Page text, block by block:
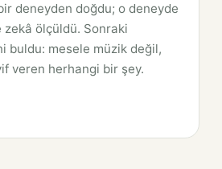
deneyden doğdu; o deneyde
zekâ ölçüldü. Sonraki
buldu: mesele müzik değil,
veren herhangi bir şey.